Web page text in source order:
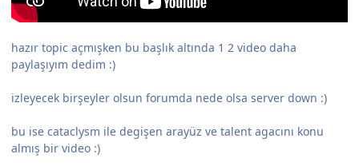
hazır topic açmışken bu başlık altında 1 2 video daha
paylaşıyım dedim :)
izleyecek birşeyler olsun forumda nede olsa server down :)
bu ise cataclysm ile degişen arayüz ve talent agacını konu
almış bir video :)